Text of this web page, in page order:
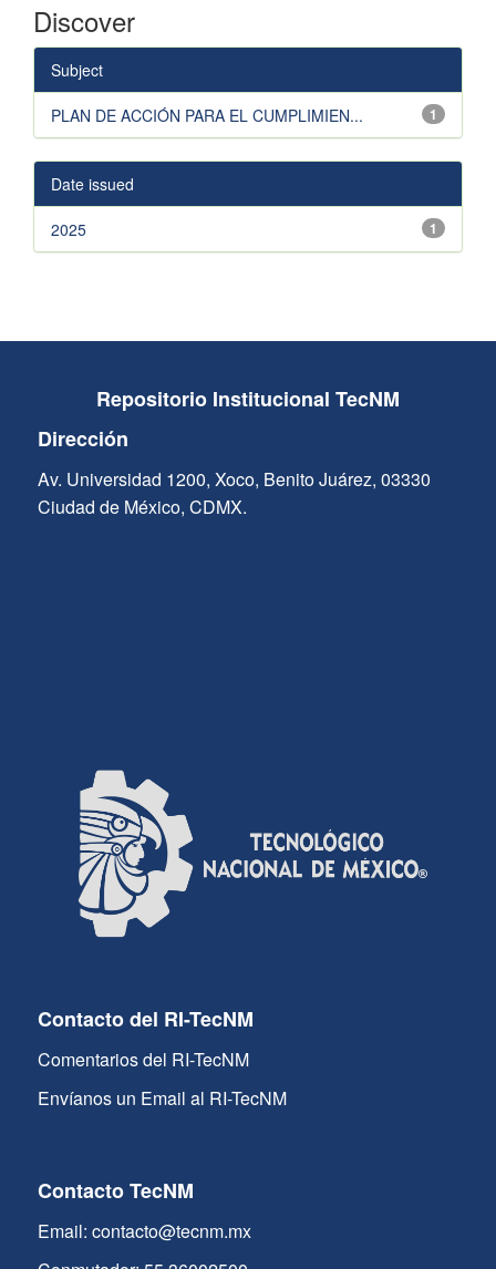
Discover
Subject
1
PLAN DE ACCIÓN PARA EL CUMPLIMIEN...
Date issued
1
2025
Repositorio Institucional TecNM
Dirección
Av. Universidad 1200, Xoco, Benito Juárez, 03330
Ciudad de México, CDMX.
Contacto del RI-TecNM
Comentarios del RI-TecNM
Envíanos un Email al RI-TecNM
Contacto TecNM
Email: contacto@tecnm.mx